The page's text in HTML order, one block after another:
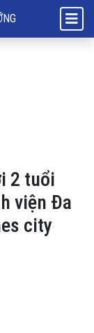
tại Bệnh viện
2 tuổi
viện Đa
city